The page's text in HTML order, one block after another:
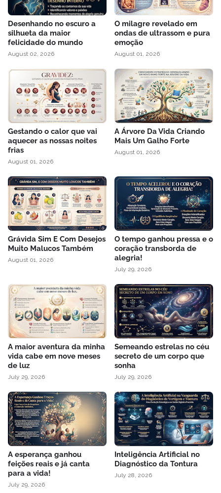
Desenhando no escuro a
silhueta da maior
felicidade do mundo
August 02, 2026
O milagre revelado em
ondas de ultrassom e pura
emoção
August 01, 2026
Gestando o calor que vai
aquecer as nossas noites
frias
August 01, 2026
A Árvore Da Vida Criando
Mais Um Galho Forte
August 01, 2026
Grávida Sim E Com Desejos
Muito Malucos Também
August 01, 2026
O tempo ganhou pressa e o
coração transborda de
alegria!
July 29, 2026
A maior aventura da minha
vida cabe em nove meses
de luz
July 29, 2026
Semeando estrelas no céu
secreto de um corpo que
sonha
July 29, 2026
A esperança ganhou
feições reais e já canta
para a vida!
July 29, 2026
Inteligência Artificial no
Diagnóstico da Tontura
July 28, 2026